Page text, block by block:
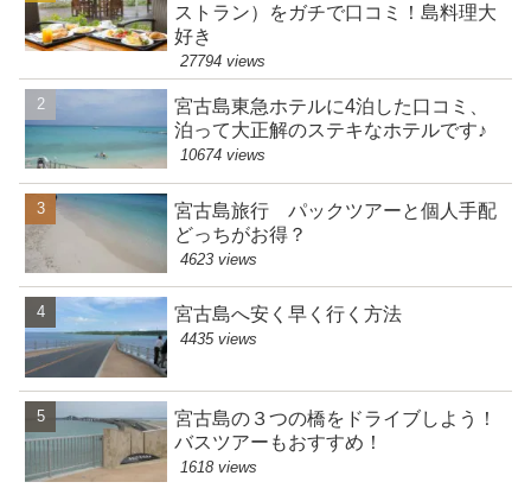
ストラン）をガチで口コミ！島料理大
好き
27794 views
宮古島東急ホテルに4泊した口コミ、
泊って大正解のステキなホテルです♪
10674 views
宮古島旅行 パックツアーと個人手配
どっちがお得？
4623 views
宮古島へ安く早く行く方法
4435 views
宮古島の３つの橋をドライブしよう！
バスツアーもおすすめ！
1618 views